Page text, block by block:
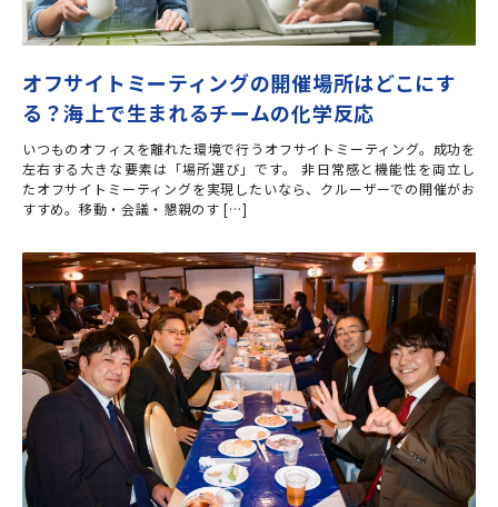
オフサイトミーティングの開催場所はどこにす
る？海上で生まれるチームの化学反応
いつものオフィスを離れた環境で行うオフサイトミーティング。成功を
左右する大きな要素は「場所選び」です。 非日常感と機能性を両立し
たオフサイトミーティングを実現したいなら、クルーザーでの開催がお
すすめ。移動・会議・懇親のす […]